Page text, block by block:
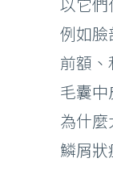
例如臉
前額
毛囊
為什
鱗屑狀